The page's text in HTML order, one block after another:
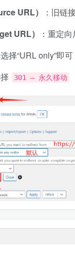
URL）
：旧链
URL） ：重定
择“URL only”即可
301 – 永久移动